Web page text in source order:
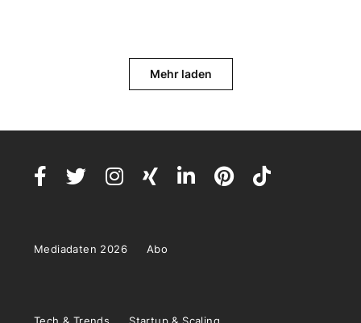
Mehr laden
Mediadaten 2026 Abo